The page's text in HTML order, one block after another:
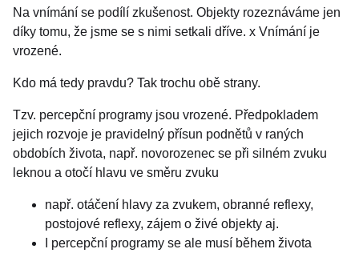
Na vnímání se podílí zkušenost. Objekty rozeznáváme jen
díky tomu, že jsme se s nimi setkali dříve. x Vnímání je
vrozené.
Kdo má tedy pravdu? Tak trochu obě strany.
Tzv. percepční programy jsou vrozené. Předpokladem
jejich rozvoje je pravidelný přísun podnětů v raných
obdobích života, např. novorozenec se při silném zvuku
leknou a otočí hlavu ve směru zvuku
např. otáčení hlavy za zvukem, obranné reflexy,
postojové reflexy, zájem o živé objekty aj.
I percepční programy se ale musí během života